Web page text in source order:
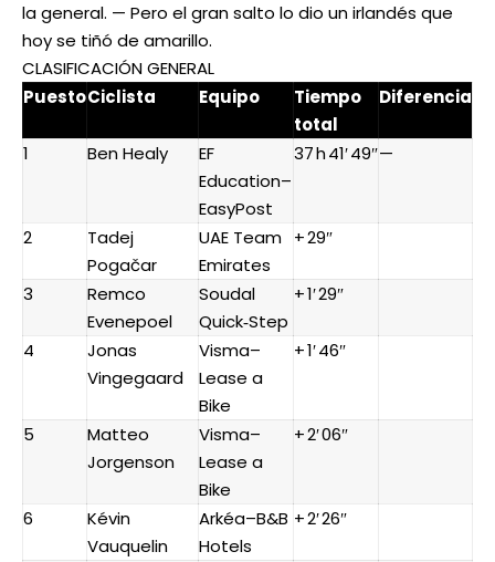
la general. — Pero el gran salto lo dio un irlandés que
hoy se tiñó de amarillo.
CLASIFICACIÓN GENERAL
PuestoCiclista Equipo
Tiempo
total
Diferencia
1 Ben Healy
EF
Education–
EasyPost
37 h 41′ 49″—
2
Tadej
Pogačar
UAE Team
Emirates
+ 29″
3
Remco
Evenepoel
Soudal
Quick‑Step
+ 1′ 29″
4
Jonas
Vingegaard
Visma–
Lease a
Bike
+ 1′ 46″
5
Matteo
Jorgenson
Visma–
Lease a
Bike
+ 2′ 06″
6
Kévin
Vauquelin
Arkéa–B&B
Hotels
+ 2′ 26″